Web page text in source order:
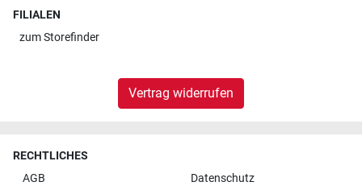
FILIALEN
zumStorefinder
Vertrag widerrufen
RECHTLICHES
AGB
Datenschutz